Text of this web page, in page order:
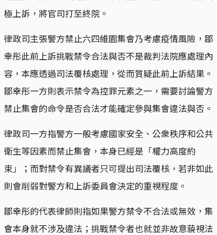
極上訴，將官司打至終院。
律政司主張警方禁止六四維園集會乃考慮疫情風險，鄒
幸彤此前上訴挑戰禁令合法與否不是裁判法院應處理內
容，本應透過司法覆核處理，從而質疑此前上訴結果。
鄒幸彤一方則表示禁令為控罪元素之一，需要討論警方
禁止集會的命令是否合法才能確定參與集會違法與否。
律政司一方指警方一般考慮國家安全、公衆秩序和公共
衛生等因素而禁止集會，本身已經是「權力高度約
束」；而對禁令有異議者只可提出司法覆核，若非如此
則會削弱對警方和上訴委員會決定的重視程度。
鄒幸彤的代表律師則指如果警方禁令不合法或無效，集
會本身就不涉及違法；挑戰禁令者也就並非故意藐視法